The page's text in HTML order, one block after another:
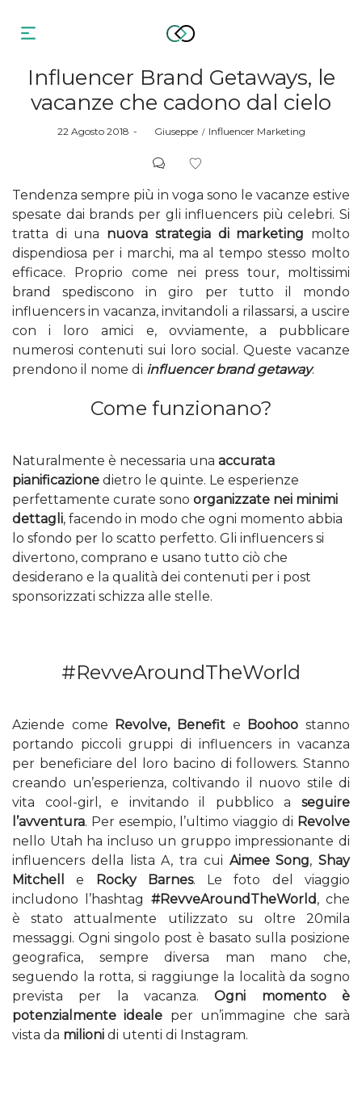
Influencer Brand Getaways, le
vacanze che cadono dal cielo
Posted
22 Agosto 2018 Giuseppe
Posted
Influencer Marketing
Tendenza sempre più in voga sono le vacanze estive
spesate dai brands per gli influencers più celebri. Si
tratta di una nuova strategia di marketing molto
dispendiosa per i marchi, ma al tempo stesso molto
efficace. Proprio come nei press tour, moltissimi
brand spediscono in giro per tutto il mondo
influencers in vacanza, invitandoli a rilassarsi, a uscire
con i loro amici e, ovviamente, a pubblicare
numerosi contenuti sui loro social. Queste vacanze
prendono il nome di influencer brand getaway.
Come funzionano?
Naturalmente è necessaria una accurata
pianificazione dietro le quinte. Le esperienze
perfettamente curate sono organizzate nei minimi
dettagli, facendo in modo che ogni momento abbia
lo sfondo per lo scatto perfetto. Gli influencers si
divertono, comprano e usano tutto ciò che
desiderano e la qualità dei contenuti per i post
sponsorizzati schizza alle stelle.
#RevveAroundTheWorld
Aziende come Revolve, Benefit e Boohoo stanno
portando piccoli gruppi di influencers in vacanza
per beneficiare del loro bacino di followers. Stanno
creando un’esperienza, coltivando il nuovo stile di
vita cool-girl, e invitando il pubblico a seguire
l’avventura. Per esempio, l’ultimo viaggio di Revolve
nello Utah ha incluso un gruppo impressionante di
influencers della lista A, tra cui Aimee Song, Shay
Mitchell
e Rocky Barnes. Le foto del viaggio
includono l’hashtag #RevveAroundTheWorld, che
è stato attualmente utilizzato su oltre 20mila
messaggi. Ogni singolo post è basato sulla posizione
geografica, sempre diversa man mano che,
seguendo la rotta, si raggiunge la località da sogno
prevista per la vacanza.Ogni momento è
potenzialmente ideale per un’immagine che sarà
vista da milioni di utenti di Instagram.